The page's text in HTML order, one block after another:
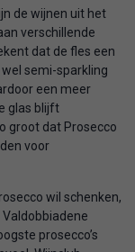
de wijnen uit het
verschillende
dat de fles een
semi-sparkling
een meer
glas blijft
groot dat Prosecco
voor
wil schenken,
prosecco’s